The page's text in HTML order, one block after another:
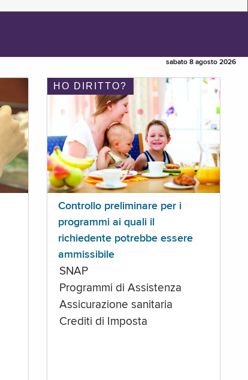
sabato 8 agosto 2026
HO DIRITTO?
Controllo preliminare per i
programmi ai quali il
richiedente potrebbe essere
ammissibile
SNAP
Programmi di Assistenza
Assicurazione sanitaria
Crediti di Imposta